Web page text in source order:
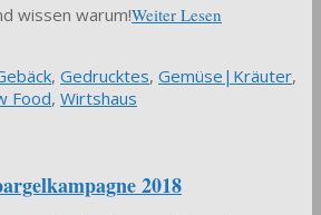
wissen warum!Weiter Lesen
, Gedrucktes, Gemüse|Kräuter,
Food, Wirtshaus
2018